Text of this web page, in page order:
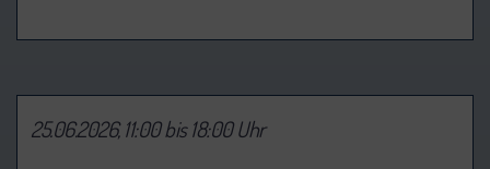
25.06.2026, 11:00 bis 18:00 Uhr